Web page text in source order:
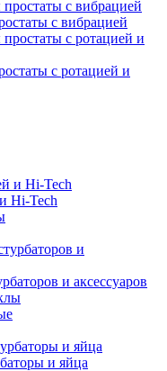
с вибрацией
с ротацией и
Hi-Tech
и аксессуаров
и яйца